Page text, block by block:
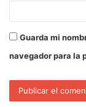
Guarda mi
navegador para la